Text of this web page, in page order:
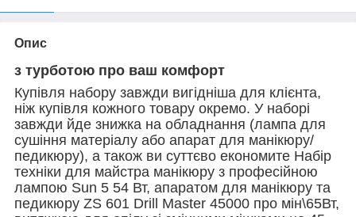
Опис
з турботою про ваш комфорт
Купівля набору завжди вигідніша для клієнта,
ніж купівля кожного товару окремо. У наборі
завжди йде знижка на обладнання (лампа для
сушіння матеріалу або апарат для манікюру/
педикюру), а також ви суттєво економите Набір
техніки для майстра манікюру з професійною
лампою Sun 5 54 Вт, апаратом для манікюру та
педикюру ZS 601 Drill Master 45000 про мін\65Вт,